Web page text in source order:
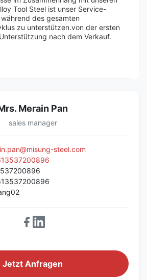
Tool Steel ist unser Service-
des gesamten
zu unterstützen.von der ersten
nach dem Verkauf.
Merain Pan
sales manager
steel.com
Jetzt Anfragen